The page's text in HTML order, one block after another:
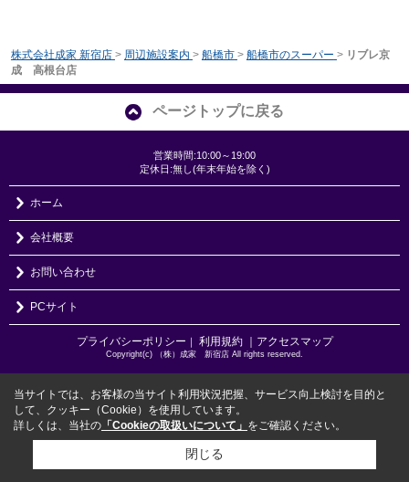
株式会社成家 新宿店 > 周辺施設案内 > 船橋市 > 船橋市のスーパー > リブレ京
成 高根台店
ページトップに戻る
営業時間:10:00～19:00
定休日:無し(年末年始を除く)
ホーム
会社概要
お問い合わせ
PCサイト
プライバシーポリシー ｜ 利用規約 ｜アクセスマップ
Copyright(c) （株）成家 新宿店 All rights reserved.
当サイトでは、お客様の当サイト利用状況把握、サービス向上検討を目的と
して、クッキー（Cookie）を使用しています。
詳しくは、当社の 「Cookieの取扱いについて」 をご確認ください。
閉じる